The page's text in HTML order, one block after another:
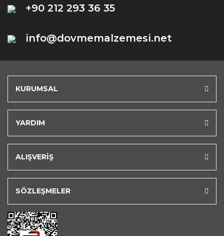
+90 212 293 36 35
info@dovmemalzemesi.net
KURUMSAL
YARDIM
ALIŞVERİŞ
SÖZLEŞMELER